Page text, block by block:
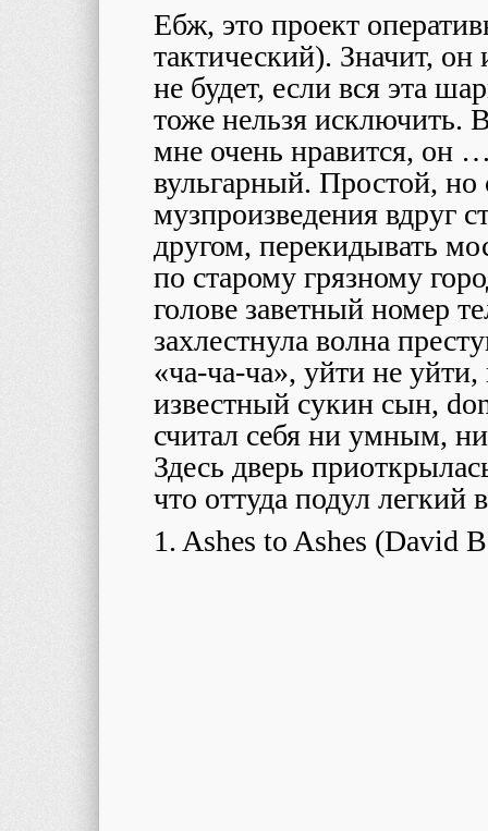
Ебж, это проект
тактический). Значит,
не будет, если вся эта
тоже нельзя исключить.
мне очень нравится, он
вульгарный. Простой,
музпроизведения вдруг
другом, перекидывать
по старому грязному
голове заветный номер
захлестнула волна
«ча-ча-ча», уйти не
известный сукин сын,
считал себя ни умным,
Здесь дверь
что оттуда подул легкий
1. Ashes to Ashes (David